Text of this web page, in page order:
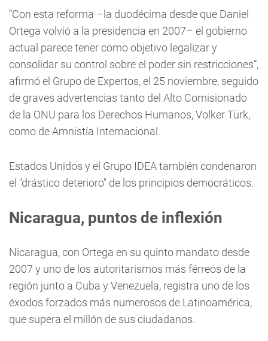
“Con esta reforma –la duodécima desde que Daniel
Ortega volvió a la presidencia en 2007– el gobierno
actual parece tener como objetivo legalizar y
consolidar su control sobre el poder sin restricciones”,
afirmó el Grupo de Expertos, el 25 noviembre, seguido
de graves advertencias tanto del Alto Comisionado
de la ONU para los Derechos Humanos, Volker Türk,
como de Amnistía Internacional.
Estados Unidos y el Grupo IDEA también condenaron
el "drástico deterioro" de los principios democráticos.
Nicaragua, puntos de inflexión
Nicaragua, con Ortega en su quinto mandato desde
2007 y uno de los autoritarismos más férreos de la
región junto a Cuba y Venezuela, registra uno de los
éxodos forzados más numerosos de Latinoamérica,
que supera el millón de sus ciudadanos.